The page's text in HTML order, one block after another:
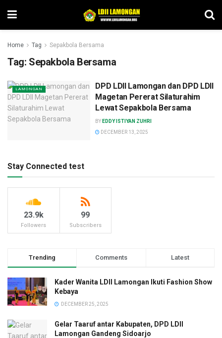
Home Tag Sepakbola Bersama
Tag: Sepakbola Bersama
LAMONGAN
DPD LDII Lamongan dan DPD LDII
Magetan Pererat Silaturahim
Lewat Sepakbola Bersama
BY EDDY ISTIYAN ZUHRI
DECEMBER 13, 2025
Stay Connected test
23.9k
Followers
99
Subscribers
Trending Comments Latest
Kader Wanita LDII Lamongan Ikuti Fashion Show
Kebaya
DECEMBER 25, 2025
Gelar Taaruf antar Kabupaten, DPD LDII
Lamongan Gandeng Sidoarjo